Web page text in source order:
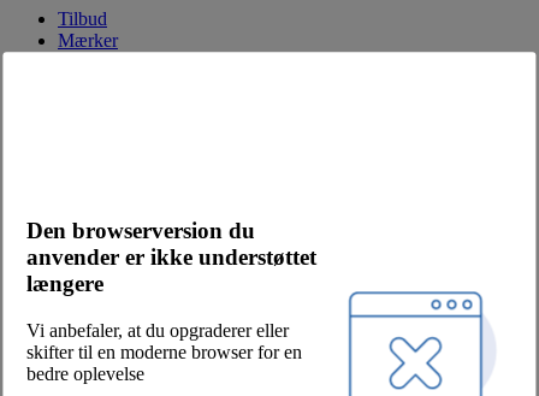
Den browserversion du
anvender er ikke understøttet
længere
Vi anbefaler, at du opgraderer eller
skifter til en moderne browser for en
bedre oplevelse
Tilbud
Mærker
Cookies og persondata
Presserum
Whistleblowerordning
LinkedIn
Sjælland/Fyn: